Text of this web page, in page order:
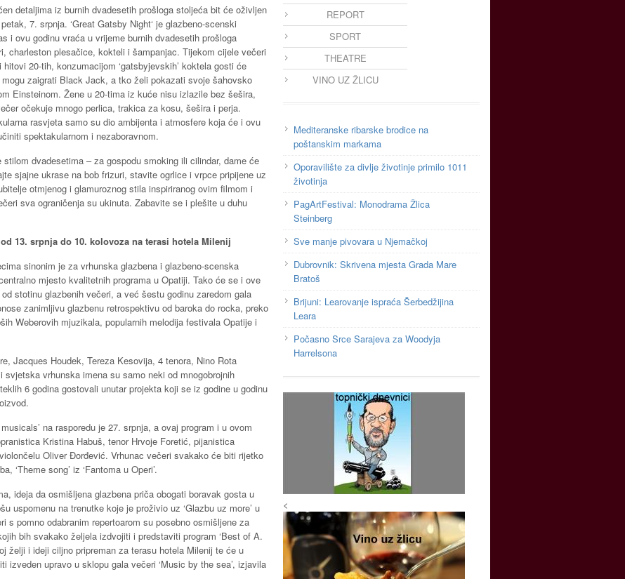
detaljima iz burnih dvadesetih prošloga stoljeća bit će oživljen
7. srpnja. ‘Great Gatsby Night‘ je glazbeno-scenski
i ovu godinu vraća u vrijeme burnih dvadesetih prošloga
charleston plesačice, kokteli i šampanjac. Tijekom cijele večeri
20-tih, konzumacijom ‘gatsbyjevskih’ koktela gosti će
mogu zaigrati Black Jack, a tko želi pokazati svoje šahovsko
Einsteinom. Žene u 20-tima iz kuće nisu izlazile bez šešira,
očekuje mnogo perlica, trakica za kosu, šešira i perja.
rasvjeta samo su dio ambijenta i atmosfere koja će i ovu
spektakularnom i nezaboravnom.
dvadesetima – za gospodu smoking ili cilindar, dame će
sjajne ukrase na bob frizuri, stavite ogrlice i vrpce pripijene uz
otmjenog i glamuroznog stila inspiriranog ovim filmom i
sva ograničenja su ukinuta. Zabavite se i plešite u duhu
13. srpnja do 10. kolovoza na terasi hotela Milenij
sinonim je za vrhunska glazbena i glazbeno-scenska
mjesto kvalitetnih programa u Opatiji. Tako će se i ove
stotinu glazbenih večeri, a već šestu godinu zaredom gala
zanimljivu glazbenu retrospektivu od baroka do rocka, preko
Weberovih mjuzikala, popularnih melodija festivala Opatije i
Jacques Houdek, Tereza Kesovija, 4 tenora, Nino Rota
svjetska vrhunska imena su samo neki od mnogobrojnih
6 godina gostovali unutar projekta koji se iz godine u godinu
na rasporedu je 27. srpnja, a ovaj program i u ovom
Kristina Habuš, tenor Hrvoje Foretić, pijanistica
Oliver Đorđević. Vrhunac večeri svakako će biti rijetko
‘Theme song’ iz ‘Fantoma u Operi’.
ideja da osmišljena glazbena priča obogati boravak gosta u
uspomenu na trenutke koje je proživio uz ‘Glazbu uz more’ u
s pomno odabranim repertoarom su posebno osmišljene za
bih svakako željela izdvojiti i predstaviti program ‘Best of A.
želji i ideji ciljno pripreman za terasu hotela Milenij te će u
izveden upravo u sklopu gala večeri ‘Music by the sea’, izjavila
REPORT
SPORT
THEATRE
VINO UZ ŽLICU
Mediteranske ribarske brodice na
poštanskim markama
Oporavilište za divlje životinje primilo 1011
životinja
PagArtFestival: Monodrama Žlica
Steinberg
Sve manje pivovara u Njemačkoj
Dubrovnik: Skrivena mjesta Grada Mare
Bratoš
Brijuni: Learovanje ispraća Šerbedžijina
Leara
Počasno Srce Sarajeva za Woodyja
Harrelsona
<